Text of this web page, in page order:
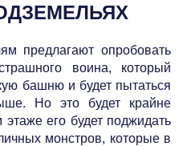
предлагают опробовать
воина, который
башню и будет пытаться
Но это будет крайне
его будет поджидать
монстров, которые в